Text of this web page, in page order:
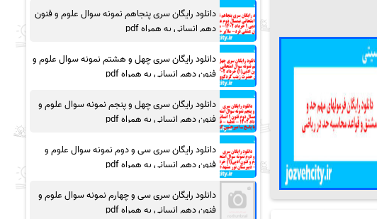
دانلود رایگان سری پنجاهم نمونه سوال علوم و فنون
دهم انسانی به همراه pdf
دانلود رایگان سری چهل و هشتم نمونه سوال علوم و
فنون دهم انسانی به همراه pdf
دانلود رایگان سری چهل و پنجم نمونه سوال علوم و
فنون دهم انسانی به همراه pdf
دانلود رایگان سری سی و دوم نمونه سوال علوم و
فنون دهم انسانی به همراه pdf
دانلود رایگان سری سی و چهارم نمونه سوال علوم و
فنون دهم انسانی به همراه pdf